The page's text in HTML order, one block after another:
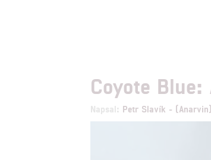
Coyote
Napsal: Petr Slavík - (Anarvin)